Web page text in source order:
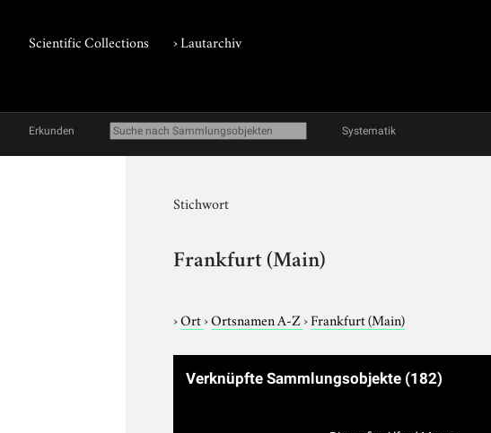
Scientific Collections ›Lautarchiv
Erkunden Systematik
Stichwort
Frankfurt (Main)
›Ort›Ortsnamen A-Z›Frankfurt (Main)
Verknüpfte Sammlungsobjekte (182)